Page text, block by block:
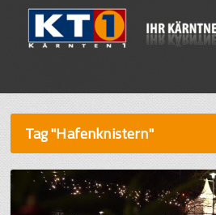
Tag "Hafenknistern"